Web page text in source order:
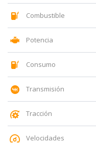
Combustible
Potencia
Consumo
Transmisión
Tracción
Velocidades